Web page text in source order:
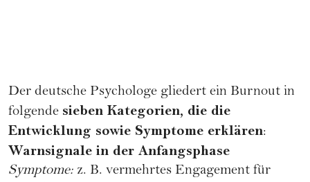
Der deutsche Psychologe gliedert ein Burnout in
folgende sieben Kategorien, die die
Entwicklung sowie Symptome erklären:
Warnsignale in der Anfangsphase
Symptome: z. B. vermehrtes Engagement für